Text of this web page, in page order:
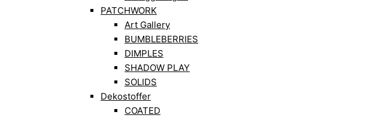
PATCHWORK
Art Gallery
BUMBLEBERRIES
DIMPLES
SHADOW PLAY
SOLIDS
Dekostoffer
COATED